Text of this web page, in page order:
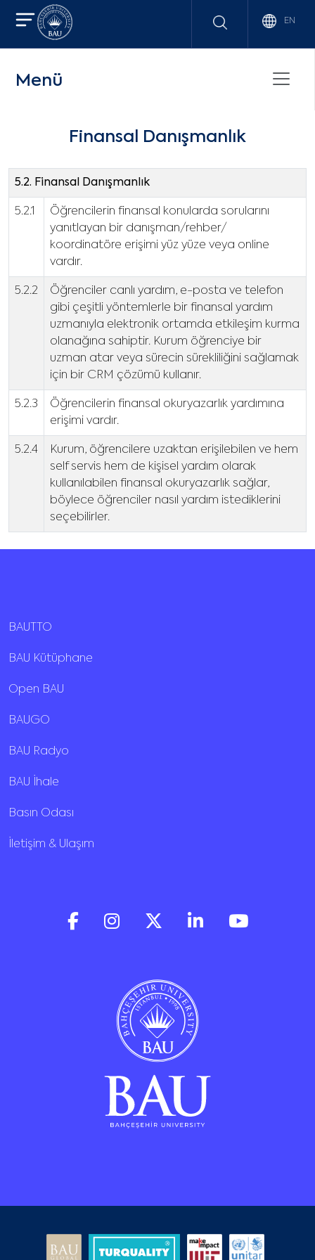
EN
Menü
Finansal Danışmanlık
5.2. Finansal Danışmanlık
5.2.1
Öğrencilerin finansal konularda sorularını
yanıtlayan bir danışman/rehber/
koordinatöre erişimi yüz yüze veya online
vardır.
5.2.2
Öğrenciler canlı yardım, e-posta ve telefon
gibi çeşitli yöntemlerle bir finansal yardım
uzmanıyla elektronik ortamda etkileşim kurma
olanağına sahiptir. Kurum öğrenciye bir
uzman atar veya sürecin sürekliliğini sağlamak
için bir CRM çözümü kullanır.
5.2.3
Öğrencilerin finansal okuryazarlık yardımına
erişimi vardır.
5.2.4
Kurum, öğrencilere uzaktan erişilebilen ve hem
self servis hem de kişisel yardım olarak
kullanılabilen finansal okuryazarlık sağlar,
böylece öğrenciler nasıl yardım istediklerini
seçebilirler.
BAUTTO
BAU Kütüphane
Open BAU
BAUGO
BAU Radyo
BAU İhale
Basın Odası
İletişim & Ulaşım